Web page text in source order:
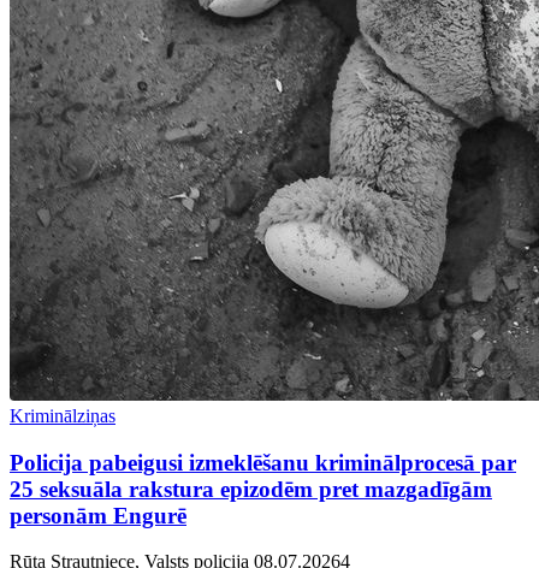
Kriminālziņas
Policija pabeigusi izmeklēšanu kriminālprocesā par
25 seksuāla rakstura epizodēm pret mazgadīgām
personām Engurē
Rūta Strautniece, Valsts policija 08.07.20264